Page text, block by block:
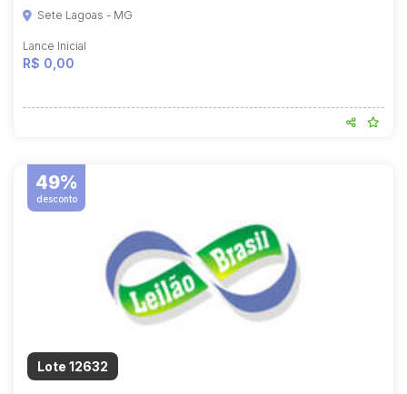
Sete Lagoas - MG
Lance Inicial
R$ 0,00
49%
desconto
Lote 12632